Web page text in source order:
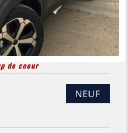
de coeur
NEUF